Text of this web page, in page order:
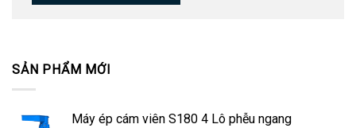
SẢN PHẨM MỚI
Máy ép cám viên S180 4 Lô phễu ngang